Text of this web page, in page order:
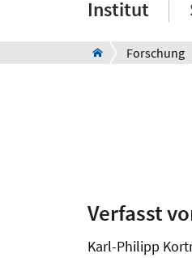
Institut
Forschung
Verfasst
Karl-Philipp